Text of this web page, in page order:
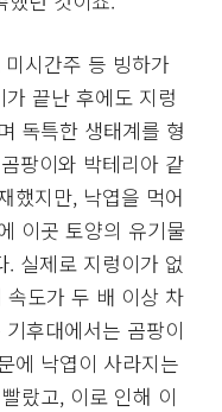
시간주 등 빙하가
끝난 후에도 지렁
독특한 생태계를 형
팡이와 박테리아 같
했지만, 낙엽을 먹어
이곳 토양의 유기물
실제로 지렁이가 없
도가 두 배 이상 차
후대에서는 곰팡이
에 낙엽이 사라지는
랐고, 이로 인해 이